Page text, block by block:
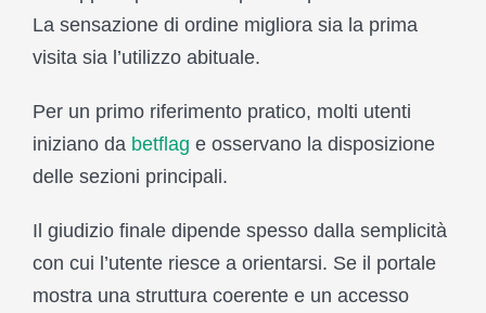
La sensazione di ordine migliora sia la prima
visita sia l’utilizzo abituale.
Per un primo riferimento pratico, molti utenti
iniziano da betflag e osservano la disposizione
delle sezioni principali.
Il giudizio finale dipende spesso dalla semplicità
con cui l’utente riesce a orientarsi. Se il portale
mostra una struttura coerente e un accesso